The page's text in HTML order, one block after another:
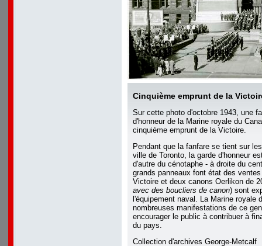
Cinquième emprunt de la
Sur cette photo d'octobre 1943, une
d'honneur de la Marine royale du
cinquième emprunt de la Victoire.
Pendant que la fanfare se tient sur
ville de Toronto, la garde d'honneur
d'autre du cénotaphe - à droite du
grands panneaux font état des
Victoire et deux canons Oerlikon de
avec des boucliers de canon) sont
l'équipement naval. La Marine royale
nombreuses manifestations de ce
encourager le public à contribuer à
du pays.
Collection d'archives George-Metcalf